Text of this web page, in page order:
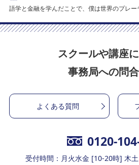
語学と金融を学んだことで、僕は世界のプレー
スクールや講座
事務局への問
よくある質問
0120-
受付時間：月火水金 [10-20時] 木